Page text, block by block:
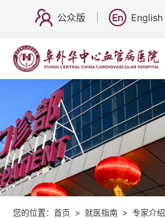
公众版 English
您的位置：首页 > 就医指南 > 专家介绍